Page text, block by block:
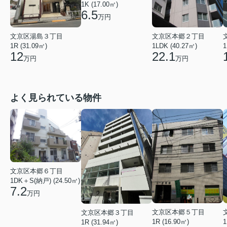
文京区湯島３丁目
1R (31.09㎡)
12万円
1K (17.00㎡)
6.5万円
文京区本郷２丁目
1LDK (40.27㎡)
22.1万円
よく見られている物件
文京区本郷６丁目
1DK＋S(納戸) (24.50㎡)
7.2万円
文京区本郷３丁目
1R (31.94㎡)
文京区本郷５丁目
1R (16.90㎡)